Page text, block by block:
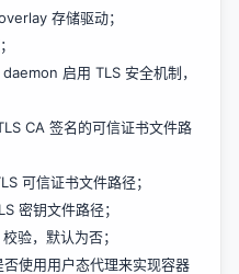
存储驱动；
；
启用 TLS 安全机制，
CA 签名的可信证书文件路
可信证书文件路径；
密钥文件路径；
验，默认为否；
使用用户态代理来实现容器